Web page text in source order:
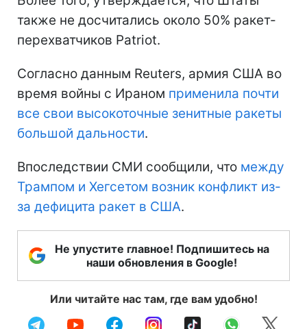
также не досчитались около 50% ракет-
перехватчиков Patriot.
Согласно данным Reuters, армия США во
время войны с Ираном применила почти
все свои высокоточные зенитные ракеты
большой дальности.
Впоследствии СМИ сообщили, что между
Трампом и Хегсетом возник конфликт из-
за дефицита ракет в США.
Не упустите главное! Подпишитесь на
наши обновления в Google!
Или читайте нас там, где вам удобно!